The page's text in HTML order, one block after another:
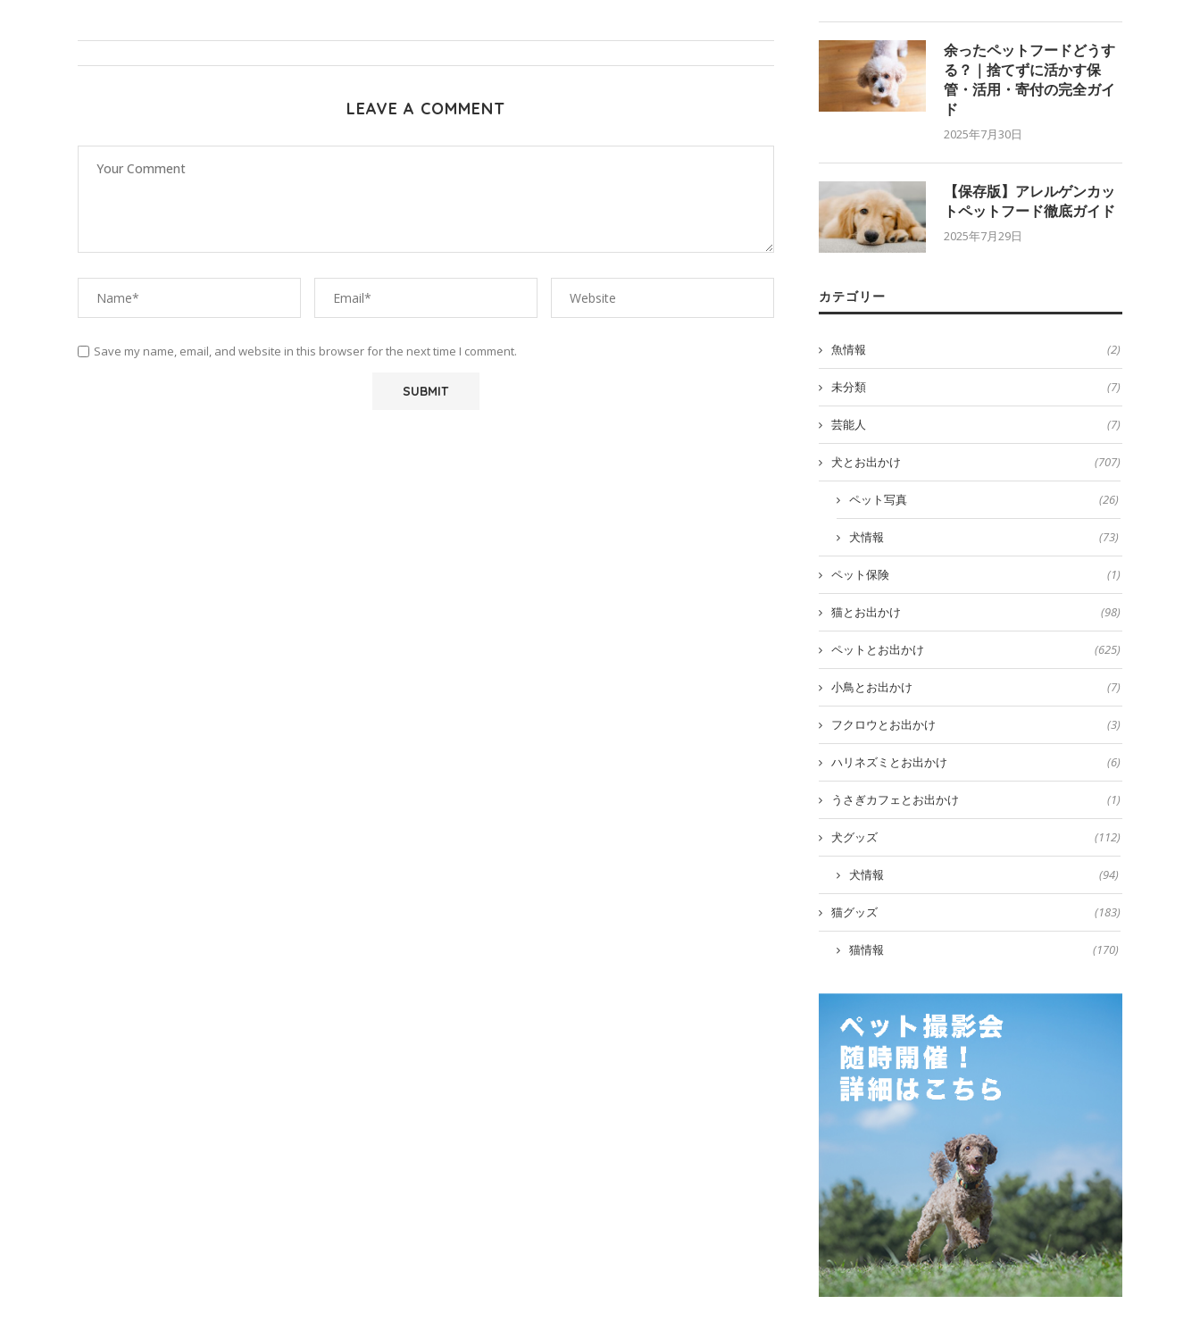
LEAVE A COMMENT
Save my name, email, and website in this browser for the next time I comment.
余ったペットフードどうす
る？｜捨てずに活かす保
管・活用・寄付の完全ガイ
ド
2025年7月30日
【保存版】アレルゲンカッ
トペットフード徹底ガイド
2025年7月29日
カテゴリー
魚情報 (2)
未分類 (7)
芸能人 (7)
犬とお出かけ (707)
ペット写真 (26)
犬情報 (73)
ペット保険 (1)
猫とお出かけ (98)
ペットとお出かけ (625)
小鳥とお出かけ (7)
フクロウとお出かけ (3)
ハリネズミとお出かけ (6)
うさぎカフェとお出かけ (1)
犬グッズ (112)
犬情報 (94)
猫グッズ (183)
猫情報 (170)